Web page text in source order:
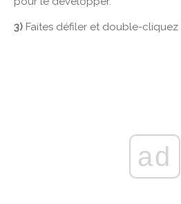
3) Faites défiler et double-cliquez
ad